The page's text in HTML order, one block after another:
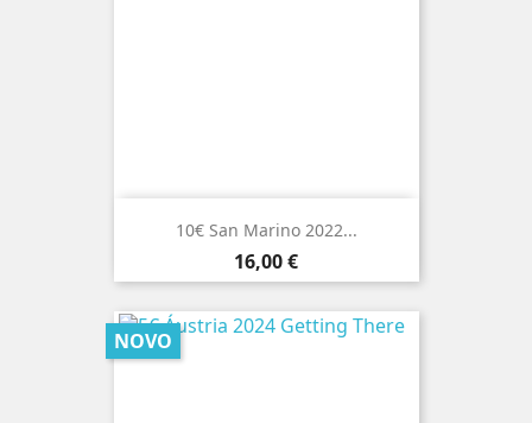
10€ San Marino 2022...
Preço
16,00 €
NOVO